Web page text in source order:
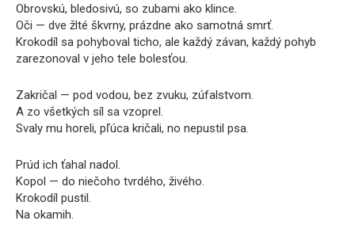
Obrovskú, bledosivú, so zubami ako klince.
Oči — dve žlté škvrny, prázdne ako samotná smrť.
Krokodíl sa pohyboval ticho, ale každý závan, každý pohyb
zarezonoval v jeho tele bolesťou.
Zakričal — pod vodou, bez zvuku, zúfalstvom.
A zo všetkých síl sa vzoprel.
Svaly mu horeli, pľúca kričali, no nepustil psa.
Prúd ich ťahal nadol.
Kopol — do niečoho tvrdého, živého.
Krokodíl pustil.
Na okamih.